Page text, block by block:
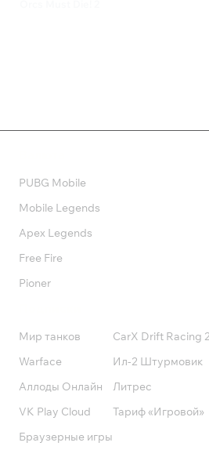
PUBG Mobile
Mobile Legends
Apex Legends
Free Fire
Pioner
Мир танков
Warface
Аллоды Онлайн
VK Play Cloud
Браузерные игры
CarX Drift Racing 2
Ил-2 Штурмовик
Литрес
Тариф «Игровой»